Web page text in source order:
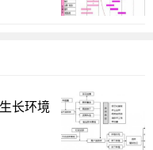
叶片黄化、老化的功
方法介绍，大家作为
长环境